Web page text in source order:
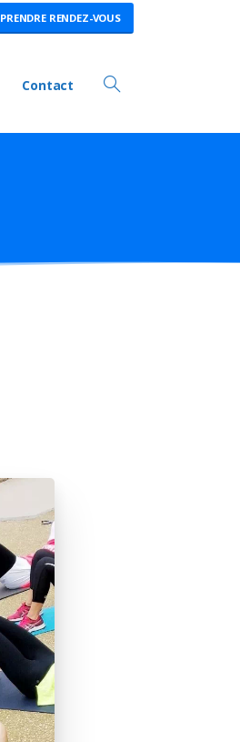
PRENDRE RENDEZ-VOUS
Contact